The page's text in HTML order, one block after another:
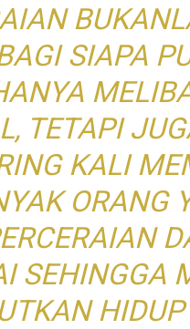
SIAPA
TETAPI
KALI
ORANG
SEHINGGA